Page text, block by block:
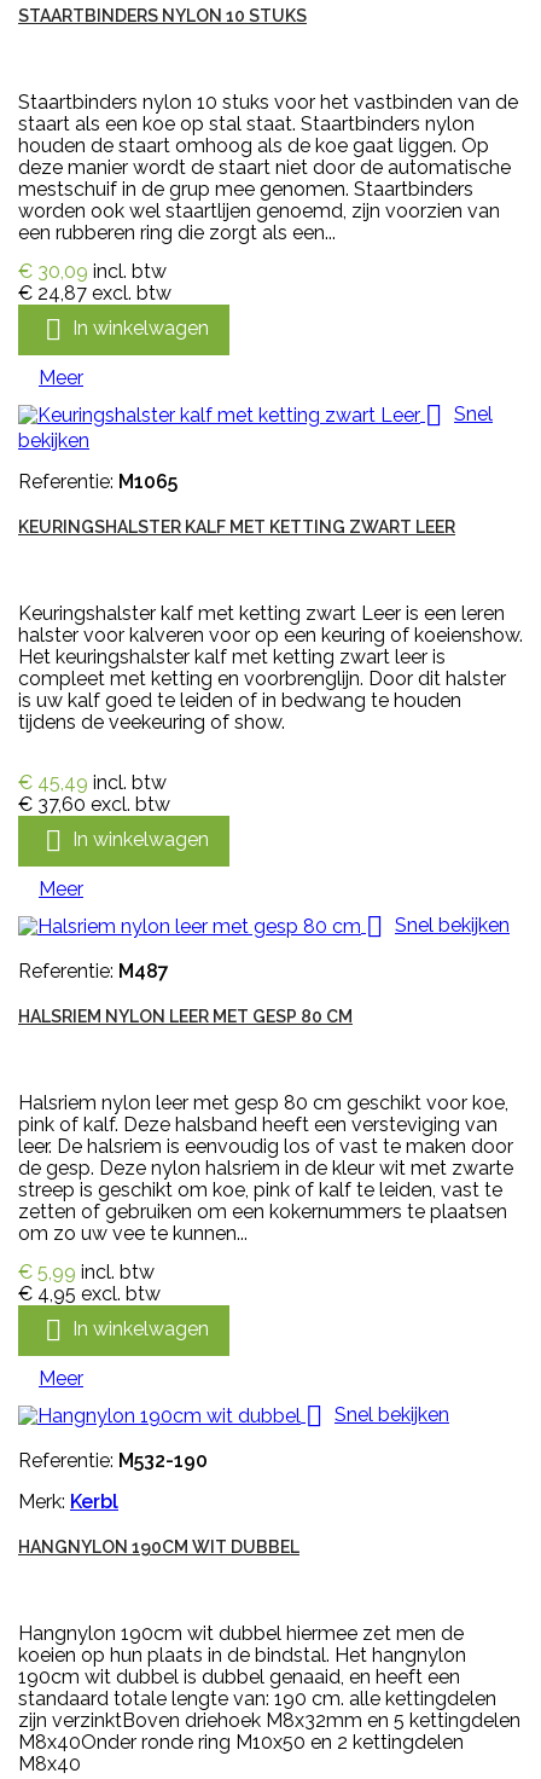
STAARTBINDERS NYLON 10 STUKS
Staartbinders nylon 10 stuks voor het vastbinden van de
staart als een koe op stal staat. Staartbinders nylon
houden de staart omhoog als de koe gaat liggen. Op
deze manier wordt de staart niet door de automatische
mestschuif in de grup mee genomen. Staartbinders
worden ook wel staartlijen genoemd, zijn voorzien van
een rubberen ring die zorgt als een...
€ 30,09 incl. btw
€ 24,87 excl. btw
 In winkelwagen
Meer
 Snel
bekijken
Referentie: M1065
KEURINGSHALSTER KALF MET KETTING ZWART LEER
Keuringshalster kalf met ketting zwart Leer is een leren
halster voor kalveren voor op een keuring of koeienshow.
Het keuringshalster kalf met ketting zwart leer is
compleet met ketting en voorbrenglijn. Door dit halster
is uw kalf goed te leiden of in bedwang te houden
tijdens de veekeuring of show.
€ 45,49 incl. btw
€ 37,60 excl. btw
 In winkelwagen
Meer
 Snel bekijken
Referentie: M487
HALSRIEM NYLON LEER MET GESP 80 CM
Halsriem nylon leer met gesp 80 cm geschikt voor koe,
pink of kalf. Deze halsband heeft een versteviging van
leer. De halsriem is eenvoudig los of vast te maken door
de gesp. Deze nylon halsriem in de kleur wit met zwarte
streep is geschikt om koe, pink of kalf te leiden, vast te
zetten of gebruiken om een kokernummers te plaatsen
om zo uw vee te kunnen...
€ 5,99 incl. btw
€ 4,95 excl. btw
 In winkelwagen
Meer
 Snel bekijken
Referentie: M532-190
Merk: Kerbl
HANGNYLON 190CM WIT DUBBEL
Hangnylon 190cm wit dubbel hiermee zet men de
koeien op hun plaats in de bindstal. Het hangnylon
190cm wit dubbel is dubbel genaaid, en heeft een
standaard totale lengte van: 190 cm. alle kettingdelen
zijn verzinktBoven driehoek M8x32mm en 5 kettingdelen
M8x40Onder ronde ring M10x50 en 2 kettingdelen
M8x40